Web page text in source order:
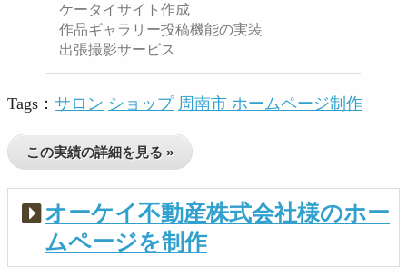
ケータイサイト作成
作品ギャラリー投稿機能の実装
出張撮影サービス
Tags： サロン ショップ 周南市 ホームページ制作
この実績の詳細を見る »
オーケイ不動産株式会社様のホー
ムページを制作